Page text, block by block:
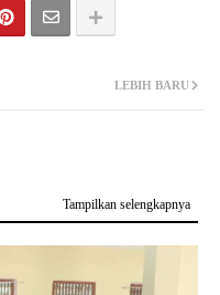
LEBIH BARU
Tampilkan selengkapnya